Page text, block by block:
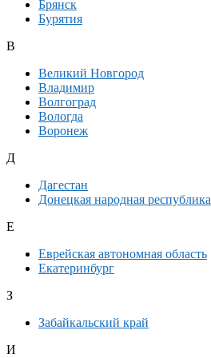
Брянск
Бурятия
В
Великий Новгород
Владимир
Волгоград
Вологда
Воронеж
Д
Дагестан
Донецкая народная республика
Е
Еврейская автономная область
Екатеринбург
З
Забайкальский край
И